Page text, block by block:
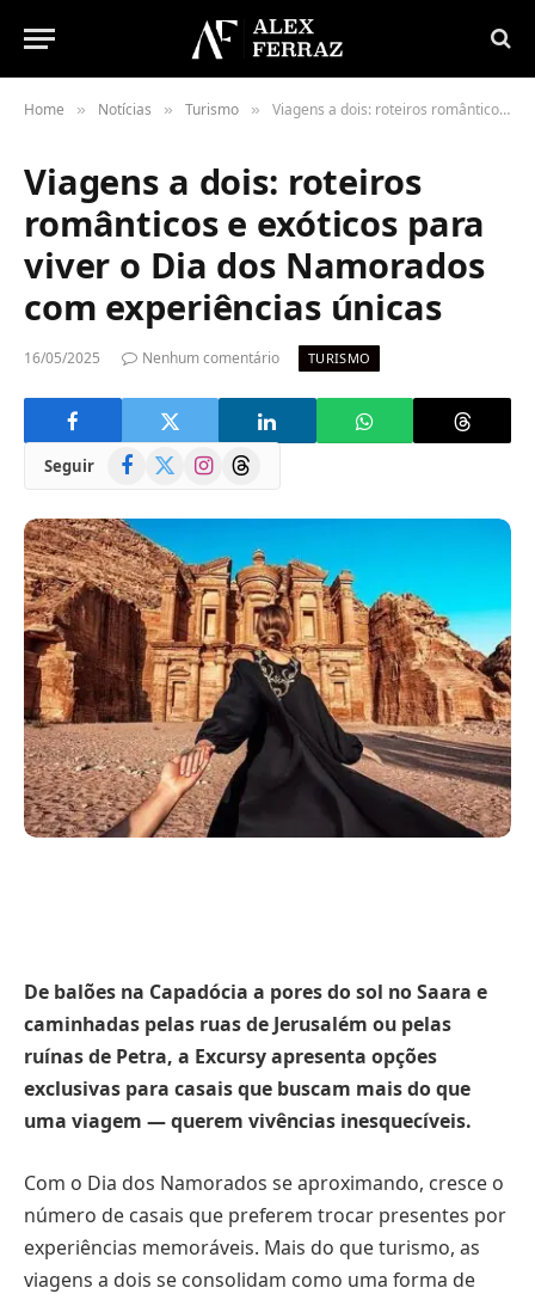
Home » Notícias » Turismo » Viagens a dois: roteiros românticos e exóticos para viver o Dia dos Namorados com experiências únicas
Viagens a dois: roteiros
românticos e exóticos para
viver o Dia dos Namorados
com experiências únicas
16/05/2025 Nenhum comentário TURISMO
Seguir Facebook
(Twitter)
InstagramThreads
De balões na Capadócia a pores do sol no Saara e
caminhadas pelas ruas de Jerusalém ou pelas
ruínas de Petra, a Excursy apresenta opções
exclusivas para casais que buscam mais do que
uma viagem — querem vivências inesquecíveis.
Com o Dia dos Namorados se aproximando, cresce o
número de casais que preferem trocar presentes por
experiências memoráveis. Mais do que turismo, as
viagens a dois se consolidam como uma forma de